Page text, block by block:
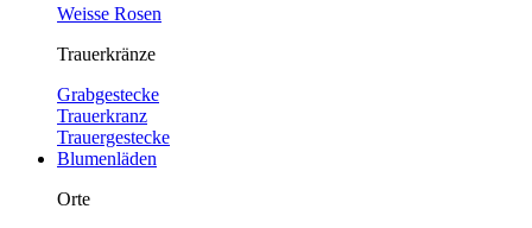
Weisse Rosen
Trauerkränze
Grabgestecke
Trauerkranz
Trauergestecke
Blumenläden
Orte